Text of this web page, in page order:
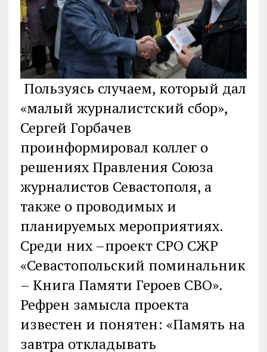
Пользуясь случаем, который дал
«малый журналистский сбор»,
Сергей Горбачев
проинформировал коллег о
решениях Правления Союза
журналистов Севастополя, а
также о проводимых и
планируемых мероприятиях.
Среди них –проект СРО СЖР
«Севастопольский поминальник
– Книга Памяти Героев СВО».
Рефрен замысла проекта
известен и понятен: «Память на
завтра откладывать